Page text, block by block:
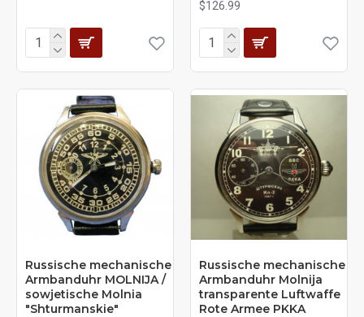
$126.99
Russische mechanische
Armbanduhr MOLNIJA /
sowjetische Molnia
"Shturmanskie"
Russische mechanische
Armbanduhr Molnija
transparente Luftwaffe
Rote Armee PKKA